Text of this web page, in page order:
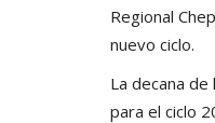
Regional
nuevo ciclo.
La decana
para el ciclo